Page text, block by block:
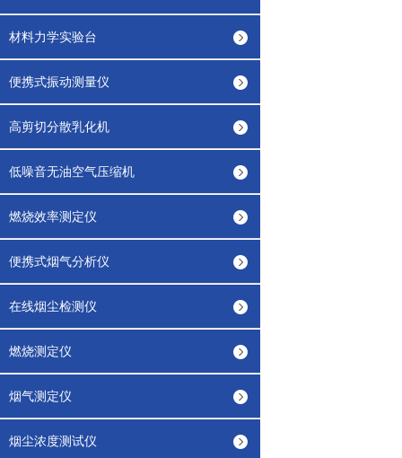
材料力学实验台
便携式振动测量仪
高剪切分散乳化机
低噪音无油空气压缩机
燃烧效率测定仪
便携式烟气分析仪
在线烟尘检测仪
燃烧测定仪
烟气测定仪
烟尘浓度测试仪